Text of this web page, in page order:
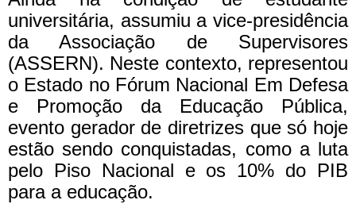
universitária, assumiu a vice-presidência
da Associação de Supervisores
(ASSERN). Neste contexto, representou
o Estado no Fórum Nacional Em Defesa
e Promoção da Educação Pública,
evento gerador de diretrizes que só hoje
estão sendo conquistadas, como a luta
pelo Piso Nacional e os 10% do PIB
para a educação.